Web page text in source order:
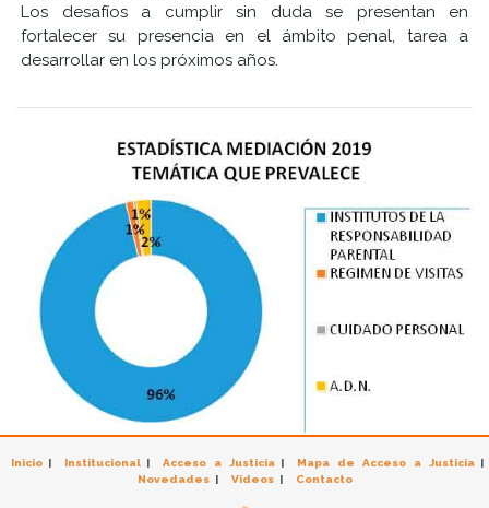
Los desafíos a cumplir sin duda se presentan en
fortalecer su presencia en el ámbito penal, tarea a
desarrollar en los próximos años.
Inicio | Institucional | Acceso a Justicia | Mapa de Acceso a Justicia |
Novedades | Videos | Contacto